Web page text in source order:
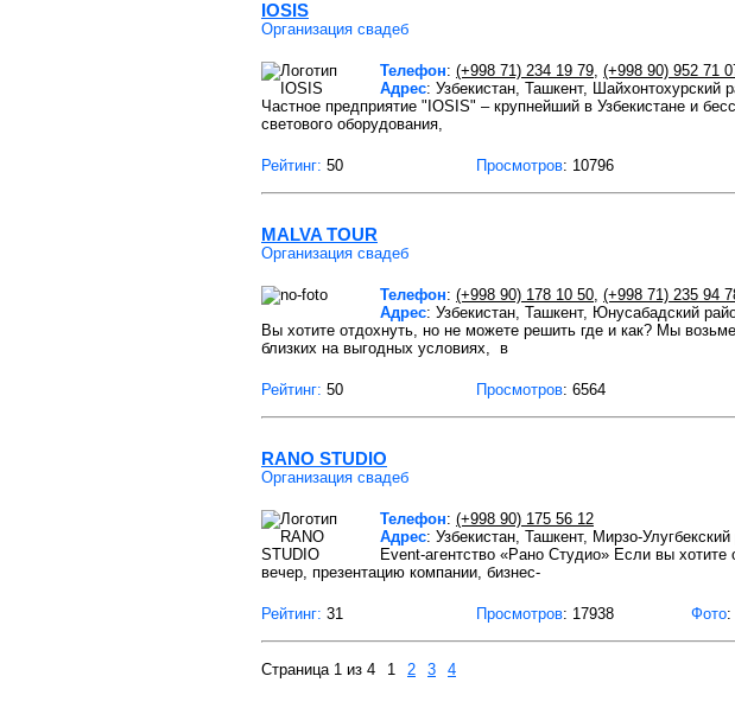
IOSIS
Организация свадеб
Телефон: (+998 71) 234 19 79, (+998 90) 952 71
Адрес: Узбекистан, Ташкент, Шайхонтохурский
Частное предприятие "IOSIS" – крупнейший в Узбекистане и
светового оборудования,
Рейтинг: 50 Просмотров: 10796
MALVA TOUR
Организация свадеб
Телефон: (+998 90) 178 10 50, (+998 71) 235 94
Адрес: Узбекистан, Ташкент, Юнусабадский
Вы хотите отдохнуть, но не можете решить где и как? Мы
близких на выгодных условиях, в
Рейтинг: 50 Просмотров: 6564
RANO STUDIO
Организация свадеб
Телефон: (+998 90) 175 56 12
Адрес: Узбекистан, Ташкент, Мирзо-
Event-агентство «Рано Студио» Если вы
вечер, презентацию компании, бизнес-
Рейтинг: 31 Просмотров: 17938 Фото:
Страница 1 из 4 1 2 3 4